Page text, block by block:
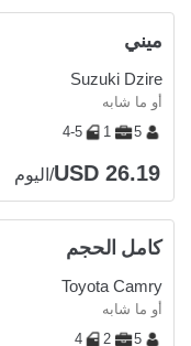
ميني
Suzuki Dzire
أو ما شابه
5
1
4-5
USD 26.19/اليوم
كامل الحجم
Toyota Camry
أو ما شابه
5
2
4